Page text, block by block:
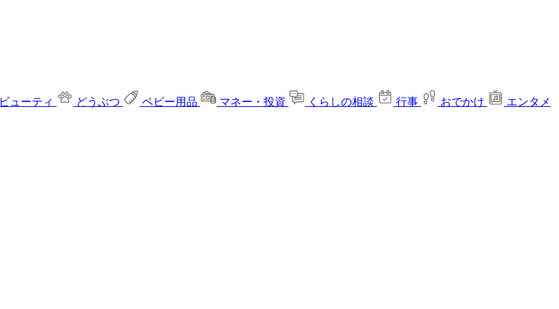
ビューティ どうぶつ ベビー用品 マネー・投資 くらしの相談 行事 おでかけ
エンタメ